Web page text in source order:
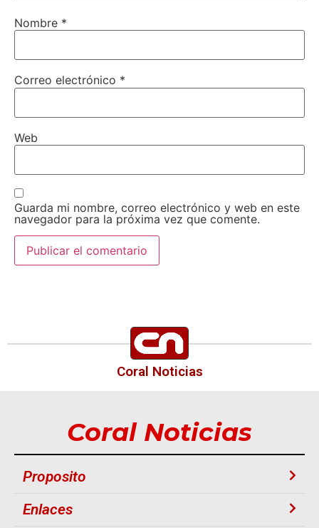
Nombre *
Correo electrónico *
Web
Guarda mi nombre, correo electrónico y web en este
navegador para la próxima vez que comente.
Coral Noticias
Coral Noticias
Proposito
Enlaces